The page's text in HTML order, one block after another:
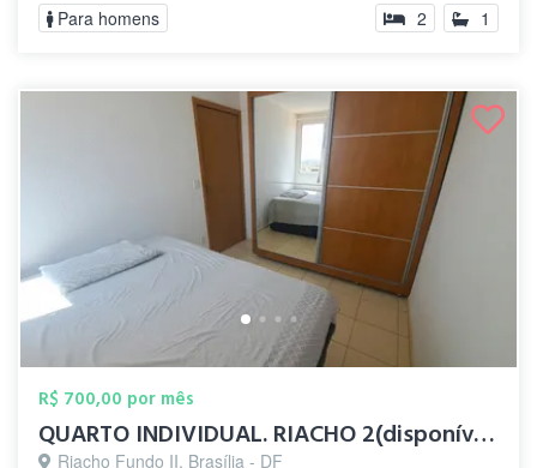
Para homens 2 1
R$ 700,00 por mês
QUARTO INDIVIDUAL. RIACHO 2(disponível 1...
Riacho Fundo II, Brasília - DF